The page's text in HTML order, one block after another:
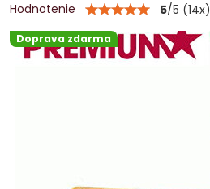
Doprava zdarma
Hodnotenie 5/5 (14x)